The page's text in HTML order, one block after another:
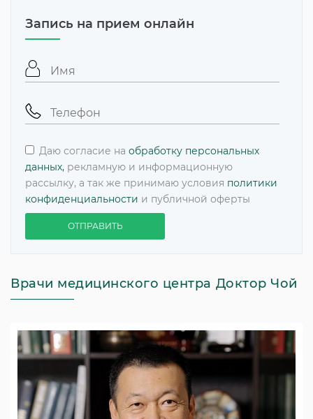
Запись на прием онлайн
Даю согласие на обработку персональных
данных, рекламную и информационную
рассылку, а так же принимаю условия политики
конфиденциальности и публичной оферты
ОТПРАВИТЬ
Врачи медицинского центра Доктор Чой